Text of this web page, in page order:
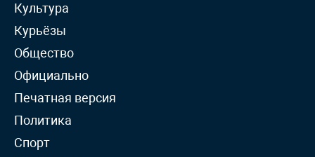
Культура
Курьёзы
Общество
Официально
Печатная версия
Политика
Спорт